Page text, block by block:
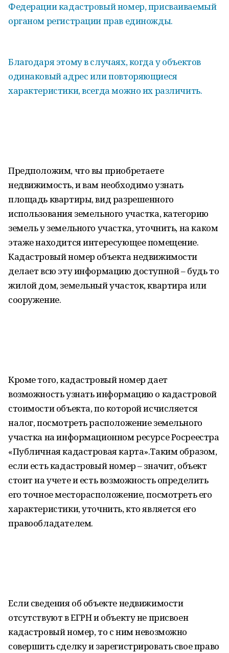
Федерации кадастровый номер, присваиваемый
органом регистрации прав единожды.
Благодаря этому в случаях, когда у объектов
одинаковый адрес или повторяющиеся
характеристики, всегда можно их различить.
Предположим, что вы приобретаете
недвижимость, и вам необходимо узнать
площадь квартиры, вид разрешенного
использования земельного участка, категорию
земель у земельного участка, уточнить, на каком
этаже находится интересующее помещение.
Кадастровый номер объекта недвижимости
делает всю эту информацию доступной – будь то
жилой дом, земельный участок, квартира или
сооружение.
Кроме того, кадастровый номер дает
возможность узнать информацию о кадастровой
стоимости объекта, по которой исчисляется
налог, посмотреть расположение земельного
участка на информационном ресурсе Росреестра
«Публичная кадастровая карта».Таким образом,
если есть кадастровый номер – значит, объект
стоит на учете и есть возможность определить
его точное месторасположение, посмотреть его
характеристики, уточнить, кто является его
правообладателем.
Если сведения об объекте недвижимости
отсутствуют в ЕГРН и объекту не присвоен
кадастровый номер, то с ним невозможно
совершить сделку и зарегистрировать свое право